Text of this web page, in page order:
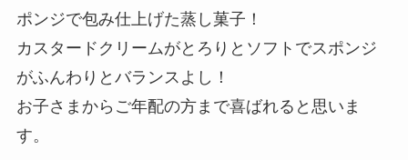
ポンジで包み仕上げた蒸し菓子！
カスタードクリームがとろりとソフトでスポンジ
がふんわりとバランスよし！
お子さまからご年配の方まで喜ばれると思いま
す。